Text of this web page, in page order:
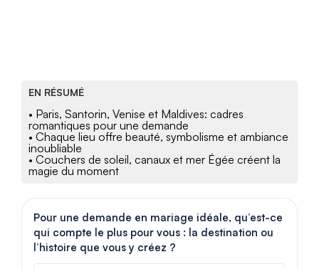
EN RÉSUMÉ
• Paris, Santorin, Venise et Maldives: cadres
romantiques pour une demande
• Chaque lieu offre beauté, symbolisme et ambiance
inoubliable
• Couchers de soleil, canaux et mer Égée créent la
magie du moment
Pour une demande en mariage idéale, qu’est-ce
qui compte le plus pour vous : la destination ou
l’histoire que vous y créez ?